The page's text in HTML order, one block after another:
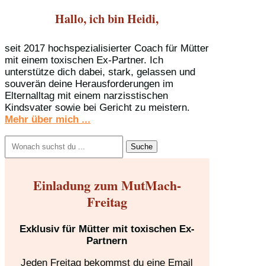
Hallo, ich bin Heidi,
seit 2017 hochspezialisierter Coach für Mütter
mit einem toxischen Ex-Partner. Ich
unterstütze dich dabei, stark, gelassen und
souverän deine Herausforderungen im
Elternalltag mit einem narzisstischen
Kindsvater sowie bei Gericht zu meistern.
Mehr über mich ...
nach:
Einladung zum MutMach-
Freitag
Exklusiv für Mütter mit toxischen Ex-
Partnern
Jeden Freitag bekommst du eine Email